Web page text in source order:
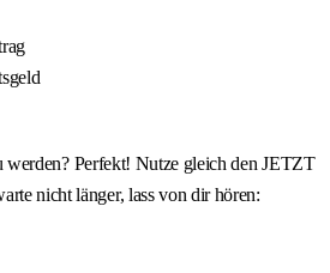
werden? Perfekt! Nutze gleich den JETZT
nicht länger, lass von dir hören: